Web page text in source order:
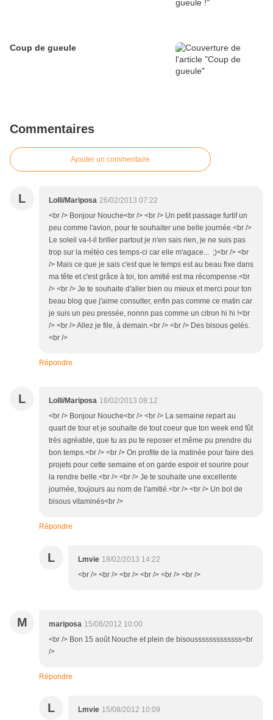
Coup de gueule
Commentaires
Ajouter un commentaire
L Lolli/Mariposa 26/02/2013 07:22
<br /> Bonjour Nouche<br /> <br /> Un petit passage furtif un
peu comme l'avion, pour te souhaiter une belle journée.<br />
Le soleil va-t-il briller partout je n'en sais rien, je ne suis pas
trop sur la météo ces temps-ci car elle m'agace... ;)<br /> <br
/> Mais ce que je sais c'est que le temps est au beau fixe dans
ma tête et c'est grâce à toi, ton amitié est ma récompense.<br
/> <br /> Je te souhaite d'aller bien ou mieux et merci pour ton
beau blog que j'aime consulter, enfin pas comme ce matin car
je suis un peu pressée, nonnn pas comme un citron hi hi !<br
/> <br /> Allez je file, à demain.<br /> <br /> Des bisous gelés.
<br />
Répondre
L Lolli/Mariposa 18/02/2013 08:12
<br /> Bonjour Nouche<br /> <br /> La semaine repart au
quart de tour et je souhaite de tout coeur que ton week end fût
très agréable, que tu as pu te reposer et même pu prendre du
bon temps.<br /> <br /> On profite de la matinée pour faire des
projets pour cette semaine et on garde espoir et sourire pour
la rendre belle.<br /> <br /> Je te souhaite une excellente
journée, toujours au nom de l'amitié.<br /> <br /> Un bol de
bisous vitaminés<br />
Répondre
L Lmvie 18/02/2013 14:22
<br /> <br /> <br /> <br /> <br /> <br />
M mariposa 15/08/2012 10:00
<br /> Bon 15 août Nouche et plein de bisousssssssssssss<br
/>
Répondre
L Lmvie 15/08/2012 10:09